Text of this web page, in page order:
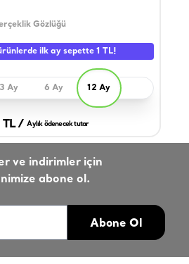
Gözlüğü
ilk ay sepette 1 TL!
3 Ay 6 Ay 12 Ay
TL / Aylık ödenecek tutar
ve indirimler için
abone ol.
Abone Ol